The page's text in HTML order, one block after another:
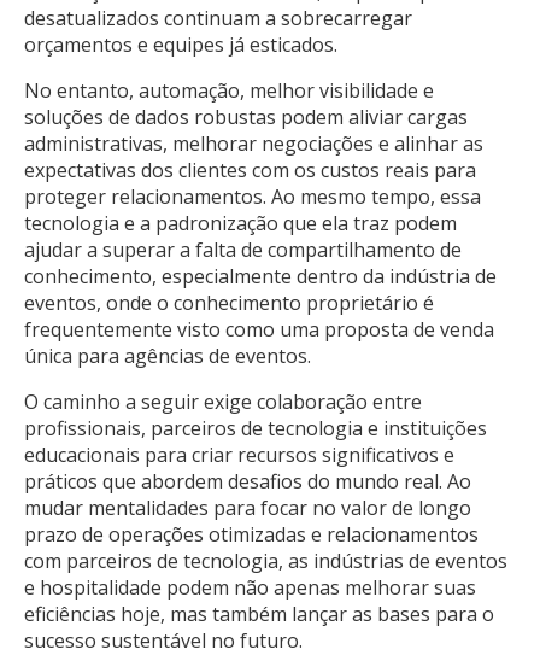
desatualizados continuam a sobrecarregar
orçamentos e equipes já esticados.
No entanto, automação, melhor visibilidade e
soluções de dados robustas podem aliviar cargas
administrativas, melhorar negociações e alinhar as
expectativas dos clientes com os custos reais para
proteger relacionamentos. Ao mesmo tempo, essa
tecnologia e a padronização que ela traz podem
ajudar a superar a falta de compartilhamento de
conhecimento, especialmente dentro da indústria de
eventos, onde o conhecimento proprietário é
frequentemente visto como uma proposta de venda
única para agências de eventos.
O caminho a seguir exige colaboração entre
profissionais, parceiros de tecnologia e instituições
educacionais para criar recursos significativos e
práticos que abordem desafios do mundo real. Ao
mudar mentalidades para focar no valor de longo
prazo de operações otimizadas e relacionamentos
com parceiros de tecnologia, as indústrias de eventos
e hospitalidade podem não apenas melhorar suas
eficiências hoje, mas também lançar as bases para o
sucesso sustentável no futuro.